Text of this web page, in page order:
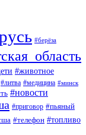
#берёза
#животное
#литва #медицина #минск
#новости
#приговор #пьяный
#телефон #топливо